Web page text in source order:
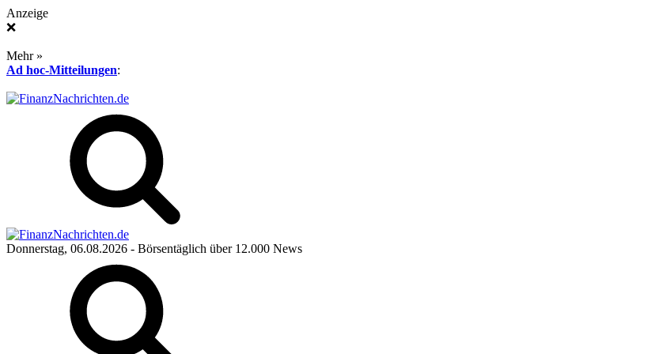
Anzeige
❌
Mehr »
Ad hoc-Mitteilungen:
Donnerstag, 06.08.2026 - Börsentäglich über 12.000 News